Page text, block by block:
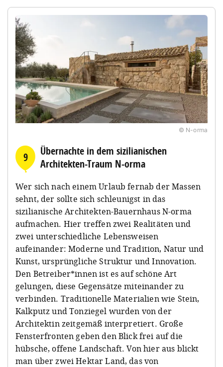
© N-orma
9
Übernachte in dem sizilianischen
Architekten-Traum N-orma
Wer sich nach einem Urlaub fernab der Massen
sehnt, der sollte sich schleunigst in das
sizilianische Architekten-Bauernhaus N-orma
aufmachen. Hier treffen zwei Realitäten und
zwei unterschiedliche Lebensweisen
aufeinander: Moderne und Tradition, Natur und
Kunst, ursprüngliche Struktur und Innovation.
Den Betreiber*innen ist es auf schöne Art
gelungen, diese Gegensätze miteinander zu
verbinden. Traditionelle Materialien wie Stein,
Kalkputz und Tonziegel wurden von der
Architektin zeitgemäß interpretiert. Große
Fensterfronten geben den Blick frei auf die
hübsche, offene Landschaft. Von hier aus blickt
man über zwei Hektar Land, das von